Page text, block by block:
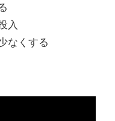
入
なくする